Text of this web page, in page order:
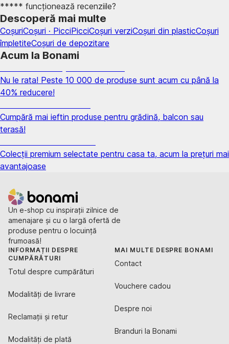
***** funcționează recenziile?
Descoperă mai multe
CoșuriCoșuri · PicciPicciCoșuri verziCoșuri din plasticCoșuri
împletiteCoșuri de depozitare
Acum la Bonami
Nu le rata! Peste 10 000 de produse sunt acum cu până la
40% reducere!
Cumpără mai ieftin produse pentru grădină, balcon sau
terasă!
Colecții premium selectate pentru casa ta, acum la prețuri mai
avantajoase
Un e-shop cu inspirații zilnice de
amenajare și cu o largă ofertă de
produse pentru o locuință
frumoasă!
INFORMAȚII DESPRE
CUMPĂRĂTURI
Totul despre cumpărături
Modalități de livrare
Reclamații și retur
Modalități de plată
MAI MULTE DESPRE BONAMI
Contact
Vouchere cadou
Despre noi
Branduri la Bonami